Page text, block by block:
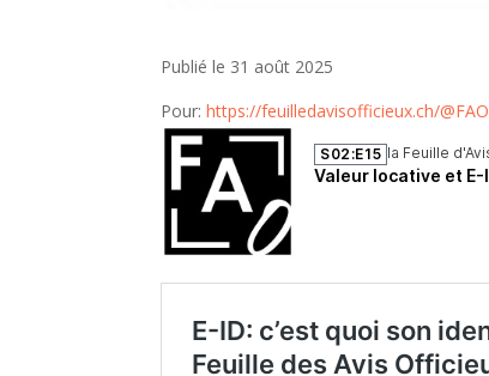
Publié le 31 août 2025
Pour:https://feuilledavisofficieux.ch/@FAO